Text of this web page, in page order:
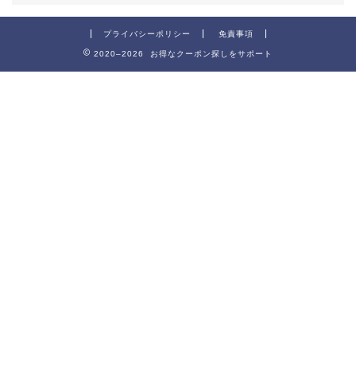
プライバシーポリシー 免責事項
2020–2026 お得なクーポン探しをサポート